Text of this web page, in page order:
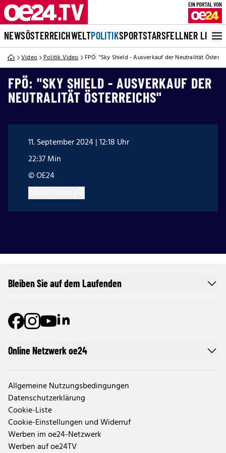
NEWSÖSTERREICHWELTPOLITIKSPORTSTARSFELLNER LIVE
Video Politik Video FPÖ: "Sky Shield - Ausverkauf der Neutralität
FPÖ: "SKY SHIELD - AUSVERKAUF DER
NEUTRALITÄT ÖSTERREICHS"
11. September 2024 | 12:18 Uhr
22:37 Min
© OE24
Online Netzwerk oe24
Allgemeine Nutzungsbedingungen
Datenschutzerklärung
Cookie-Liste
Cookie-Einstellungen und Widerruf
Werben im oe24-Netzwerk
Werben auf oe24TV
Bleiben Sie auf dem Laufenden